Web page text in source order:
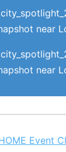
near
near
Event